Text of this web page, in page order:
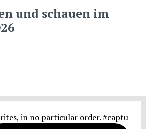
und schauen im
in no particular order. #captu